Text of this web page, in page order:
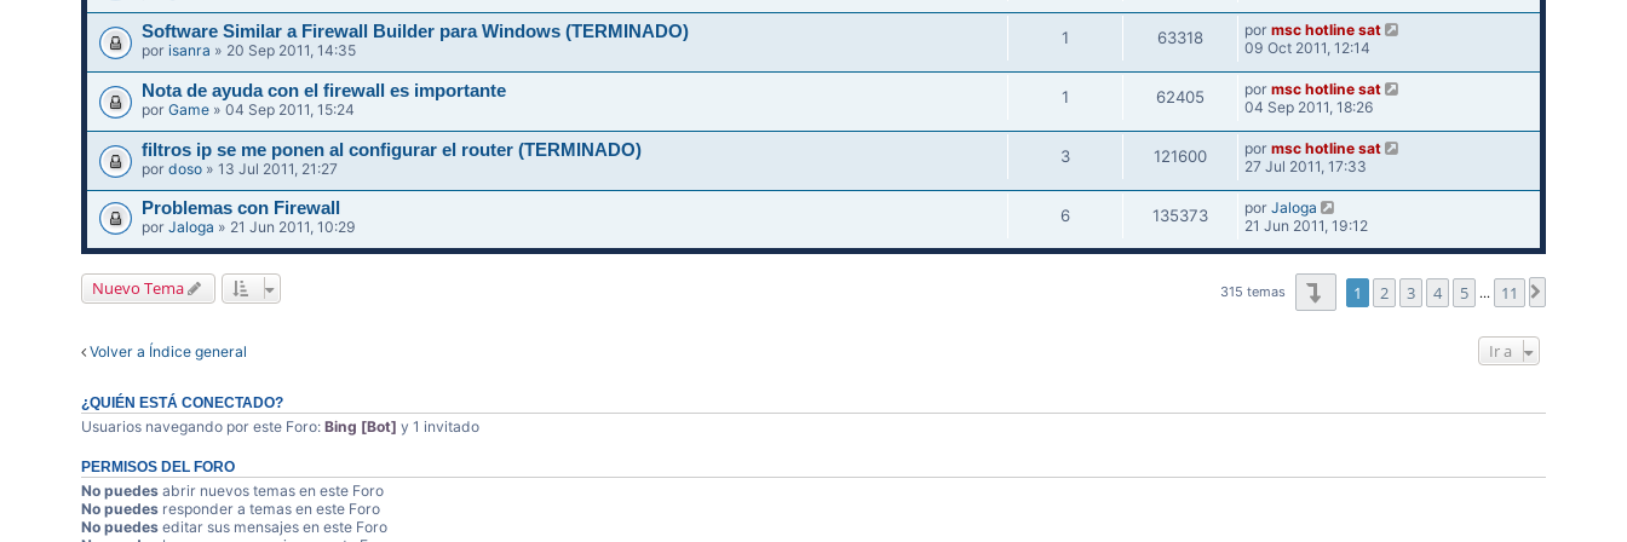
Software Similar a Firewall Builder para Windows (TERMINADO)
porisanra » 20 Sep 2011, 14:35
1 63318 por msc hotline sat
09 Oct 2011, 12:14
Nota de ayuda con el firewall es importante
porGame » 04 Sep 2011, 15:24
1 62405 por msc hotline sat
04 Sep 2011, 18:26
filtros ip se me ponen al configurar el router (TERMINADO)
pordoso » 13 Jul 2011, 21:27
3 121600 por msc hotline sat
27 Jul 2011, 17:33
Problemas con Firewall
porJaloga » 21 Jun 2011, 10:29
6 135373 por Jaloga
21 Jun 2011, 19:12
Nuevo Tema 315 temas Página1 de
1 2 3 4 5 … 11
Volver a Índice general Ir a
¿QUIÉN ESTÁ CONECTADO?
Usuarios navegando por este Foro:Bing [Bot] y 1 invitado
PERMISOS DEL FORO
No puedes abrir nuevos temas en este Foro
No puedes responder a temas en este Foro
No puedes editar sus mensajes en este Foro